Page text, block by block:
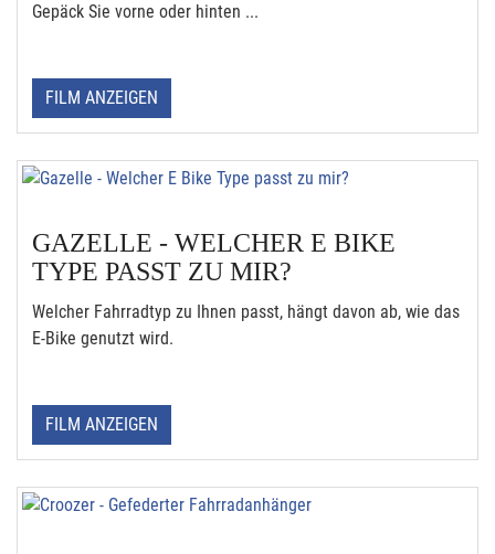
Gepäck Sie vorne oder hinten ...
FILM ANZEIGEN
GAZELLE - WELCHER E BIKE
TYPE PASST ZU MIR?
Welcher Fahrradtyp zu Ihnen passt, hängt davon ab, wie das
E-Bike genutzt wird.
FILM ANZEIGEN